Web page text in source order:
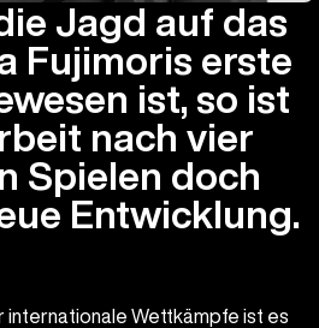
Jagd auf das
Fujimoris erste
ist, so ist
nach vier
Spielen doch
Entwicklung.
internationale Wettkämpfe ist es